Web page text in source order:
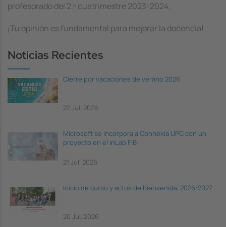
profesorado del 2.º cuatrimestre 2023-2024.
¡Tu opinión es fundamental para mejorar la docencia!
Noticias Recientes
Cierre por vacaciones de verano 2026
22 Jul, 2026
Microsoft se incorpora a Connèxia UPC con un
proyecto en el inLab FIB
21 Jul, 2026
Inicio de curso y actos de bienvenida, 2026-2027
20 Jul, 2026